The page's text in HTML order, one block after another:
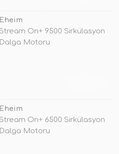
Eheim
Stream On+ 9500 Sirkülasyon
Dalga Motoru
Eheim
Stream On+ 6500 Sirkülasyon
Dalga Motoru